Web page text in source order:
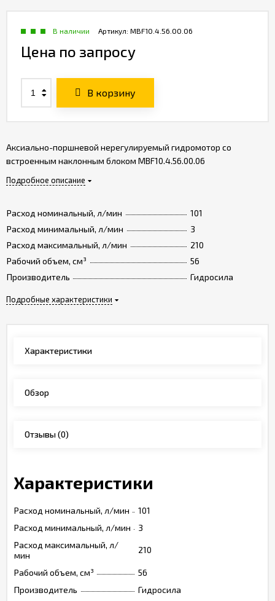
Аксиально-поршневой нерегулируемый гидромотор со
встроенным наклонным блоком MBF10.4.56.00.06
Подробное описание
Расход номинальный, л/мин
101
Расход минимальный, л/мин
3
Расход максимальный, л/мин
210
Рабочий объем, см³
56
Производитель
Гидросила
Подробные характеристики
Артикул: MBF10.4.56.00.06
В наличии
Цена по запросу
В корзину
Характеристики
Обзор
Отзывы(0)
Характеристики
Расход номинальный, л/мин
101
Расход минимальный, л/мин
3
Расход максимальный, л/
мин
210
Рабочий объем, см³
56
Производитель
Гидросила